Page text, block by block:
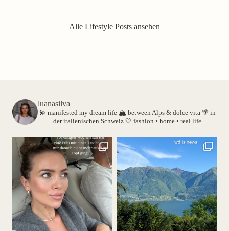
Alle Lifestyle Posts ansehen
luanasilva
💫 manifested my dream life 🏔️ between Alps & dolce vita 🌴 in
der italienischen Schweiz 🤍 fashion • home • real life